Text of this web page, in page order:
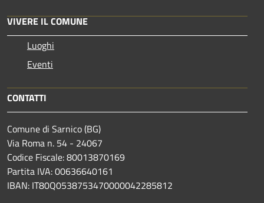
VIVERE IL COMUNE
Luoghi
Eventi
CONTATTI
Comune di Sarnico (BG)
Via Roma n. 54 - 24067
Codice Fiscale: 80013870169
Partita IVA: 00636640161
IBAN: IT80Q0538753470000042285812